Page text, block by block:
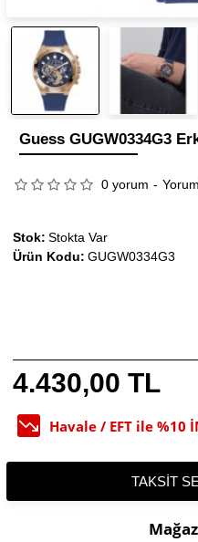
Guess GUGW0334G3
0 yorum -
4.430,00 TL
Havale / EFT ile %10
Stok: Stokta Var
Ürün Kodu: GUGW0334G3
TAKSIT